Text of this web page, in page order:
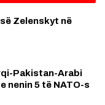
Zelenskyt në
Pakistan-Arabi
nenin 5 të NATO-s